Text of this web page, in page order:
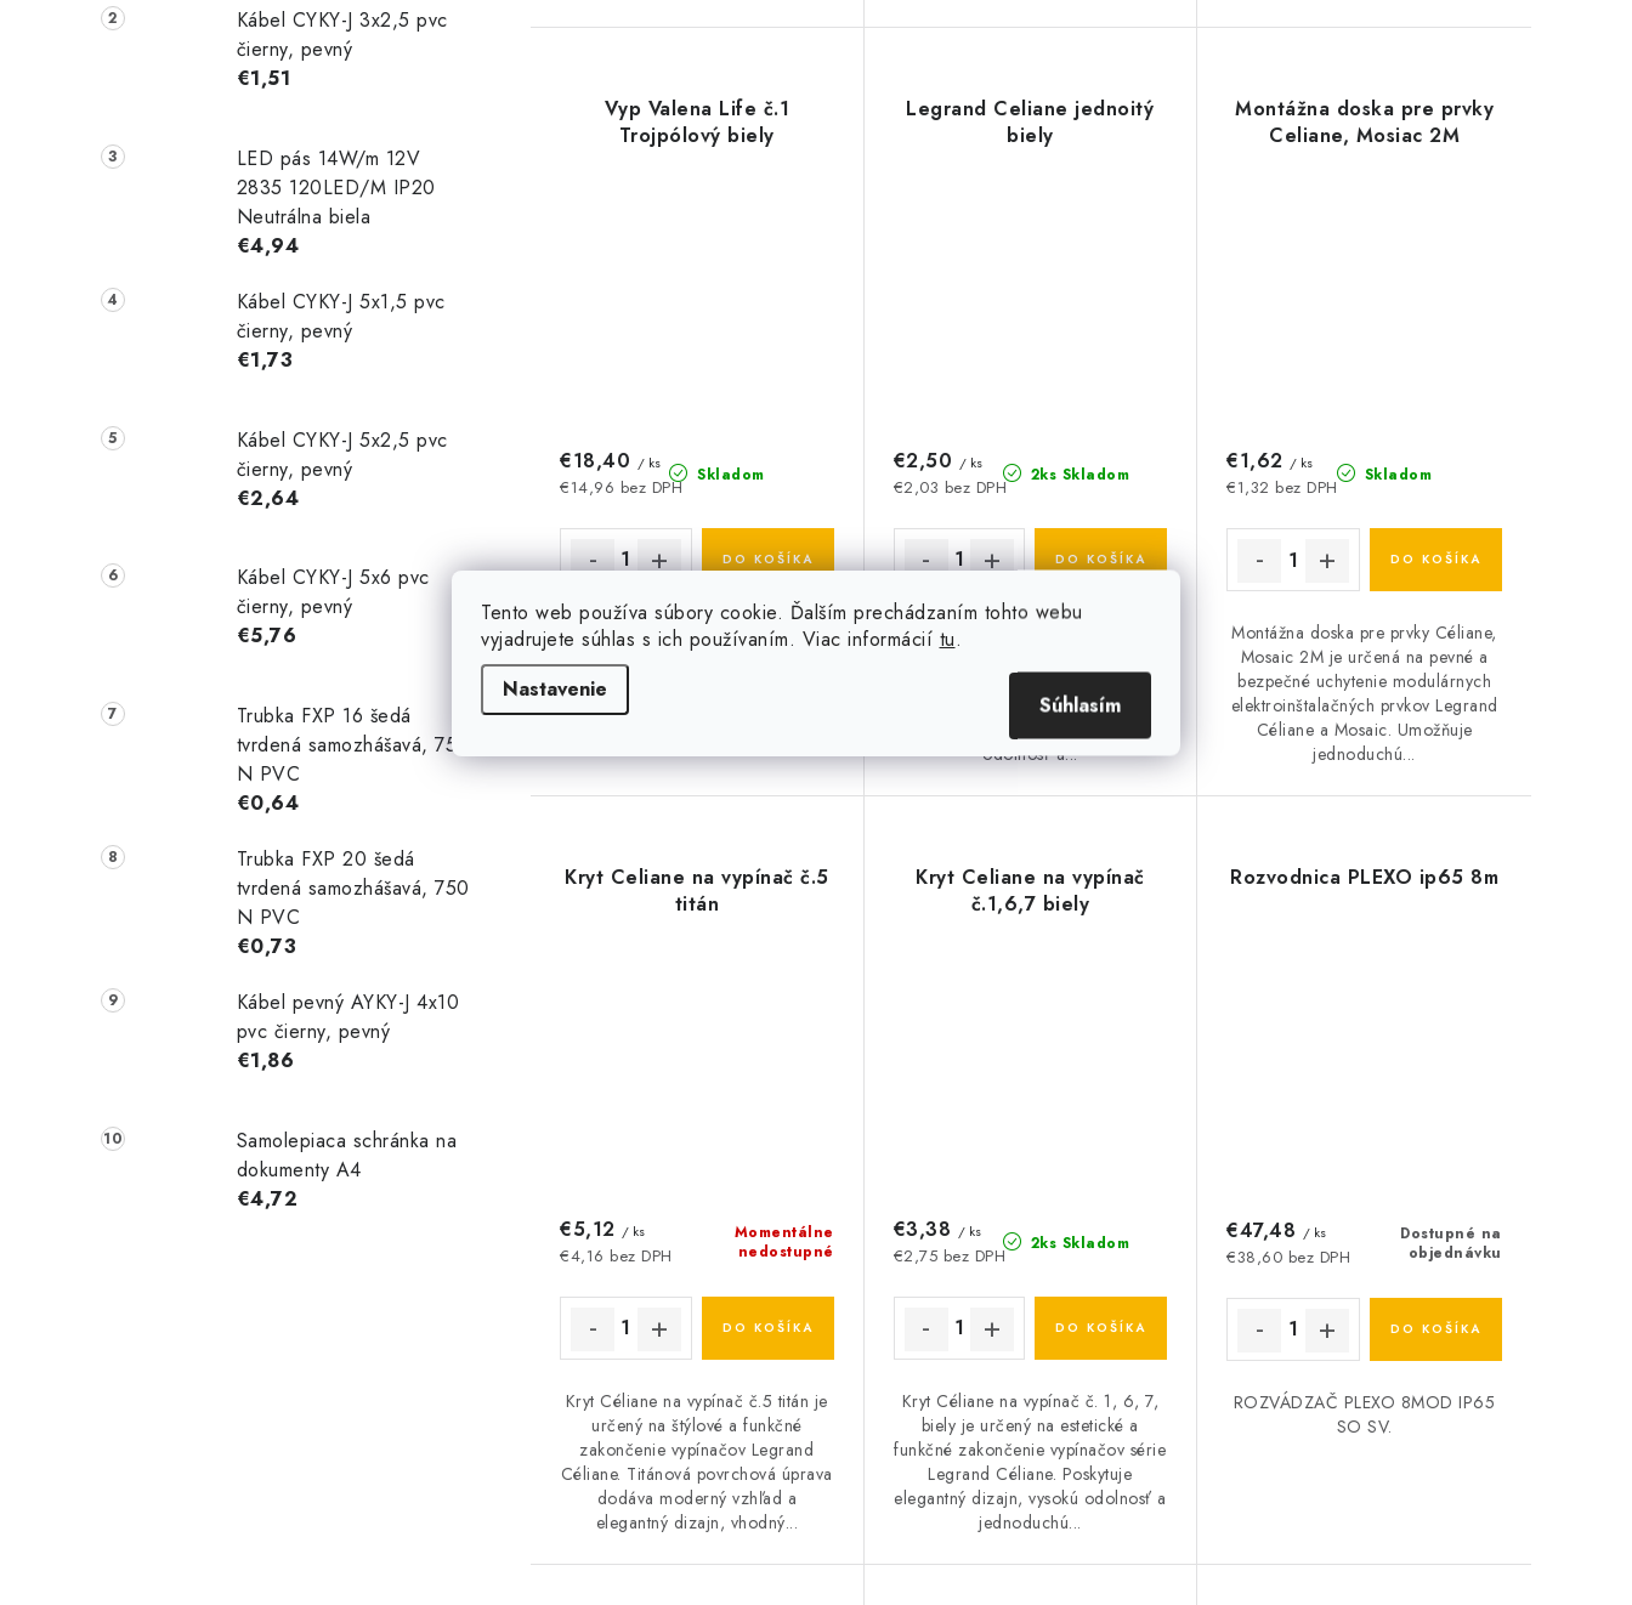
Tento web používa súbory cookie. Ďalším prechádzaním tohto webu
vyjadrujete súhlas s ich používaním. Viac informácií tu.
Nastavenie
Súhlasím
Kábel CYKY-J 3x2,5 pvc
čierny, pevný
€1,51
LED pás 14W/m 12V
2835 120LED/M IP20
Neutrálna biela
€4,94
Kábel CYKY-J 5x1,5 pvc
čierny, pevný
€1,73
Kábel CYKY-J 5x2,5 pvc
čierny, pevný
€2,64
Kábel CYKY-J 5x6 pvc
čierny, pevný
€5,76
Trubka FXP 16 šedá
tvrdená samozhášavá, 750
N PVC
€0,64
Trubka FXP 20 šedá
tvrdená samozhášavá, 750
N PVC
€0,73
Kábel pevný AYKY-J 4x10
pvc čierny, pevný
€1,86
Samolepiaca schránka na
dokumenty A4
€4,72
Vyp Valena Life č.1
Trojpólový biely
Skladom
€14,96 bez DPH
€18,40 / ks
DO KOŠÍKA
Legrand Celiane jednoitý
biely
2ks Skladom
€2,03 bez DPH
€2,50 / ks
DO KOŠÍKA
Legrand Céliane jednorámček biely
je elegantný a moderný rámček
určený pre inštaláciu vypínačov a
zásuviek zo série Legrand Céliane.
odolnosť a...
Montážna doska pre prvky
Celiane, Mosiac 2M
Skladom
€1,32 bez DPH
€1,62 / ks
DO KOŠÍKA
Montážna doska pre prvky Céliane,
Mosaic 2M je určená na pevné a
bezpečné uchytenie modulárnych
elektroinštalačných prvkov Legrand
Céliane a Mosaic. Umožňuje
jednoduchú...
Kryt Celiane na vypínač č.5
titán
Momentálne
nedostupné
€4,16 bez DPH
€5,12 / ks
DO KOŠÍKA
Kryt Céliane na vypínač č.5 titán je
určený na štýlové a funkčné
zakončenie vypínačov Legrand
Céliane. Titánová povrchová úprava
dodáva moderný vzhľad a
elegantný dizajn, vhodný...
Kryt Celiane na vypínač
č.1,6,7 biely
2ks Skladom
€2,75 bez DPH
€3,38 / ks
DO KOŠÍKA
Kryt Céliane na vypínač č. 1, 6, 7,
biely je určený na estetické a
funkčné zakončenie vypínačov série
Legrand Céliane. Poskytuje
elegantný dizajn, vysokú odolnosť a
jednoduchú...
Rozvodnica PLEXO ip65 8m
Dostupné na
objednávku
€38,60 bez DPH
€47,48 / ks
DO KOŠÍKA
ROZVÁDZAČ PLEXO 8MOD IP65
SO SV.